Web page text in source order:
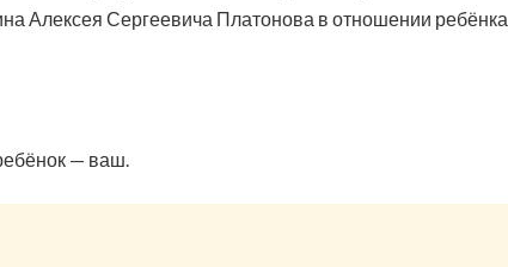
Алексея Сергеевича Платонова в отношении ребёнка
— ваш.